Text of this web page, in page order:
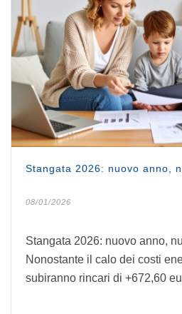
Stangata 2026: nuovo anno,
08/01/2026
Stangata 2026: nuovo anno,
Nonostante il calo dei costi
subiranno rincari di +672,60